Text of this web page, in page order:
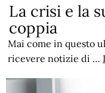
La crisi e la
coppia
Mai come in questo
ricevere notizie di …